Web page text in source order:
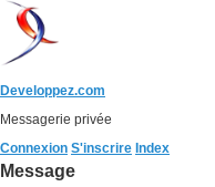
Developpez.com
Messagerie privée
Connexion S'inscrire Index
Message